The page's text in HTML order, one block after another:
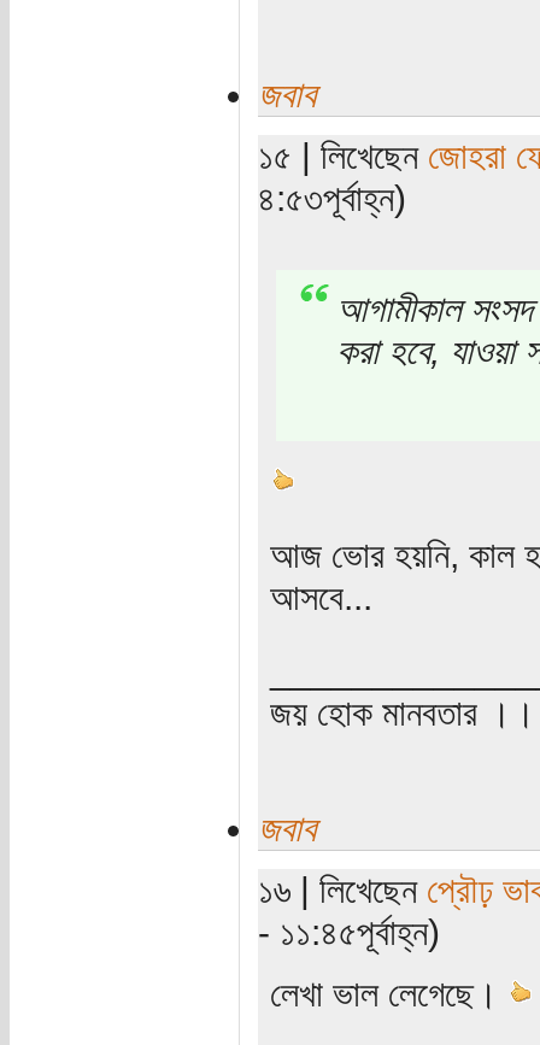
জবাব
১৫ | লিখেছেন জোহরা
৪:৫৩পূর্বাহ্ন)
আগামীকাল সংসদ
করা হবে, যাওয়া
আজ ভোর হয়নি, কাল
আসবে...
জয় হোক মানবতার
জবাব
১৬ | লিখেছেন প্রৌঢ়
- ১১:৪৫পূর্বাহ্ন)
লেখা ভাল লেগেছে।